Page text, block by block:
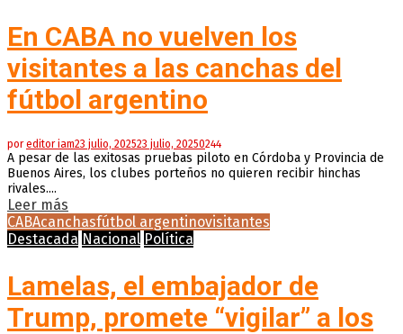
En CABA no vuelven los
visitantes a las canchas del
fútbol argentino
poreditor iam23 julio, 202523 julio, 20250244
A pesar de las exitosas pruebas piloto en Córdoba y Provincia de
Buenos Aires, los clubes porteños no quieren recibir hinchas
rivales....
Leer más
CABAcanchasfútbol argentinovisitantes
Destacada Nacional Política
Lamelas, el embajador de
Trump, promete “vigilar” a los